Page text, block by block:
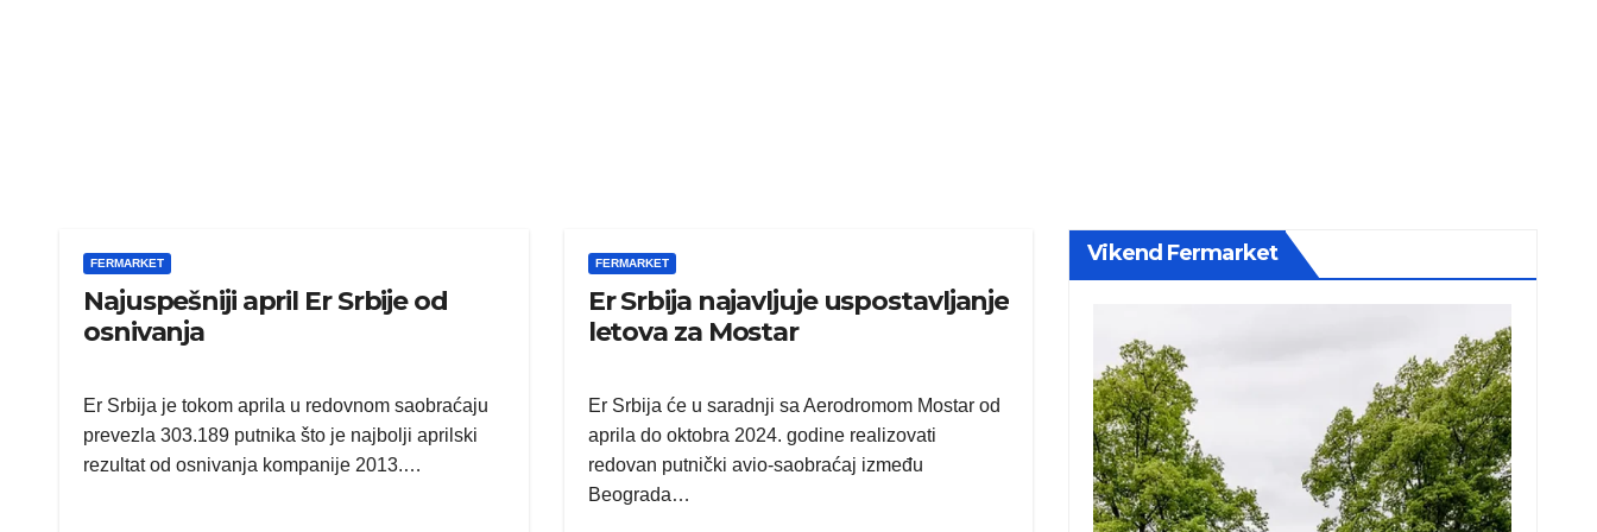
FERMARKET
Najuspešniji april Er Srbije od
osnivanja
Er Srbija je tokom aprila u redovnom saobraćaju
prevezla 303.189 putnika što je najbolji aprilski
rezultat od osnivanja kompanije 2013.…
FERMARKET
Er Srbija najavljuje uspostavljanje
letova za Mostar
Er Srbija će u saradnji sa Aerodromom Mostar od
aprila do oktobra 2024. godine realizovati
redovan putnički avio-saobraćaj između
Beograda…
Vikend Fermarket